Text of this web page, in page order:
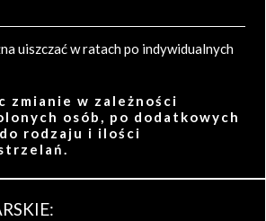
uiszczać w ratach po indywidualnych
zmianie w zależności
osób, po dodatkowych
rodzaju i ilości